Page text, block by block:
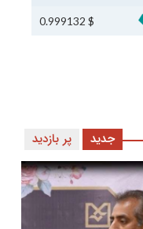
$ 0.999132
پر بازدید جدید